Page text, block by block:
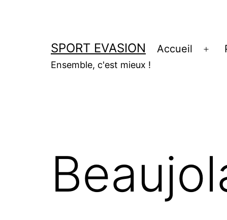
SPORT EVASION
Ensemble, c'est mieux !
Accueil